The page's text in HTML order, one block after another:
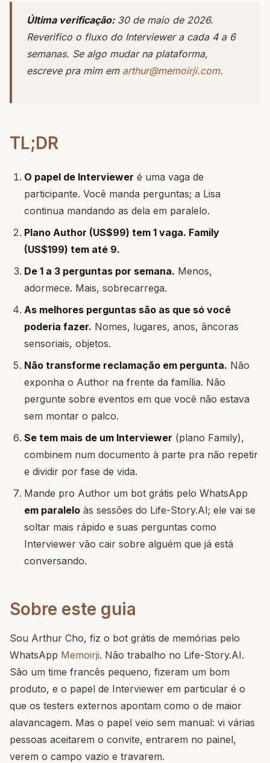
Última verificação:30 de maio de 2026.
Reverifico o fluxo do Interviewer a cada 4 a 6
semanas. Se algo mudar na plataforma,
escreve pra mim em arthur@memoirji.com.
TL;DR
O papel de Interviewer é uma vaga de
participante. Você manda perguntas; a Lisa
continua mandando as dela em paralelo.
Plano Author (US$99) tem 1 vaga. Family
(US$199) tem até 9.
De 1 a 3 perguntas por semana. Menos,
adormece. Mais, sobrecarrega.
As melhores perguntas são as que só você
poderia fazer. Nomes, lugares, anos, âncoras
sensoriais, objetos.
Não transforme reclamação em pergunta. Não
exponha o Author na frente da família. Não
pergunte sobre eventos em que você não estava
sem montar o palco.
Se tem mais de um Interviewer (plano Family),
combinem num documento à parte pra não repetir
e dividir por fase de vida.
Mande pro Author um bot grátis pelo WhatsApp
em paralelo às sessões do Life-Story.AI; ele vai se
soltar mais rápido e suas perguntas como
Interviewer vão cair sobre alguém que já está
conversando.
Sobre este guia
Sou Arthur Cho, fiz o bot grátis de memórias pelo
WhatsApp Memoirji. Não trabalho no Life-Story.AI.
São um time francês pequeno, fizeram um bom
produto, e o papel de Interviewer em particular é o
que os testers externos apontam como o de maior
alavancagem. Mas o papel veio sem manual: vi várias
pessoas aceitarem o convite, entrarem no painel,
verem o campo vazio e travarem.